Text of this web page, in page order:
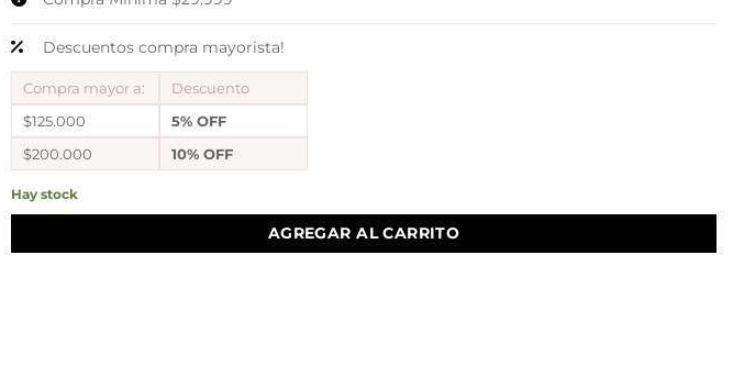
Descuentos compra mayorista!
Compra mayor a:
Descuento
$125.000
5% OFF
$200.000
10% OFF
Hay stock
AGREGAR AL CARRITO